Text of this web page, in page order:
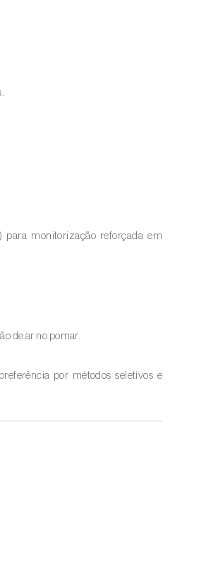
para monitorização reforçada em
de ar no pomar.
por métodos seletivos e